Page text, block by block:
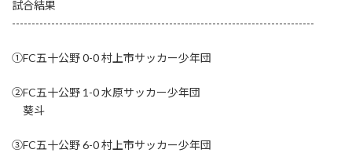
試合結果
-----------------------------------------------------------------------------
①FC五十公野 0-0 村上市サッカー少年団
②FC五十公野 1-0 水原サッカー少年団
葵斗
③FC五十公野 6-0 村上市サッカー少年団